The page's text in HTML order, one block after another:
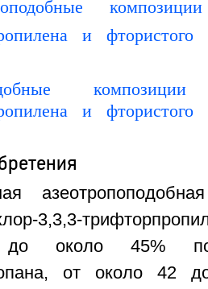
3,3,3-
около 45% по
от около 42